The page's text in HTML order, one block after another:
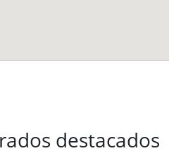
destacados